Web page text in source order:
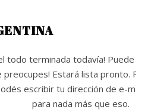
todo terminada todavía! Puede
preocupes! Estará lista pronto.
escribir tu dirección de e-mail
para nada más que eso.